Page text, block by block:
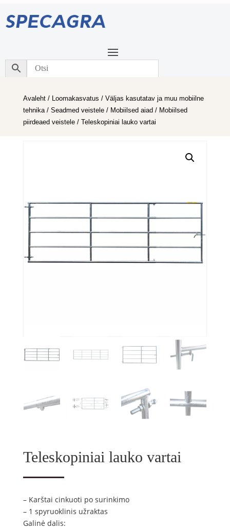
Avaleht/ Loomakasvatus / Väljas kasutatav ja muu mobiilne
tehnika/ Seadmed veistele/ Mobiilsed aiad / Mobiilsed
piirdeaed veistele/ Teleskopiniai lauko vartai
Teleskopiniai lauko vartai
– Karštai cinkuoti po surinkimo
– 1 spyruoklinis užraktas
Galinė dalis: